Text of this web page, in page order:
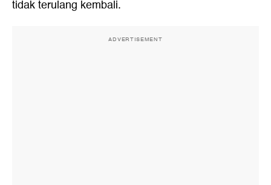
tidak terulang kembali.
ADVERTISEMENT